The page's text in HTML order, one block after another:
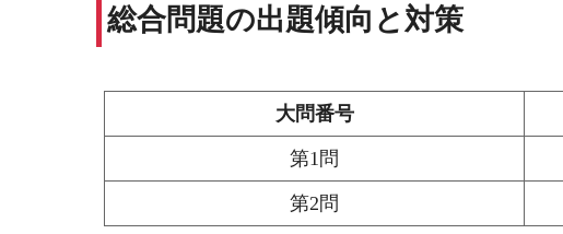
総合問題の出題傾向と対策
大問番号
第1問
第2問